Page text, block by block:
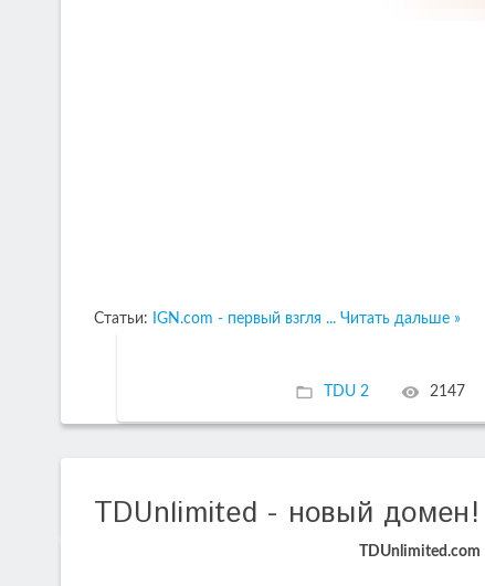
Статьи: IGN.com - первый взгля ... Читать дальше »
TDU 2 2147
TDUnlimited - новый домен!
TDUnlimited.com